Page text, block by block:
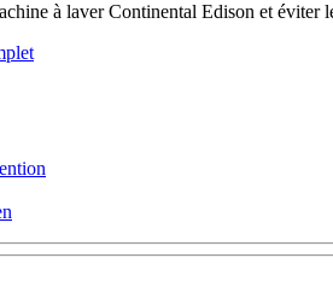
à laver Continental Edison et éviter